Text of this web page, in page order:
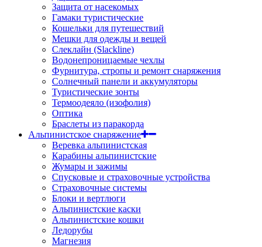
Защита от насекомых
Гамаки туристические
Кошельки для путешествий
Мешки для одежды и вещей
Слеклайн (Slackline)
Водонепроницаемые чехлы
Фурнитура, стропы и ремонт снаряжения
Солнечный панели и аккумуляторы
Туристические зонты
Термоодеяло (изофолия)
Оптика
Браслеты из паракорда
Альпинистское снаряжение
Веревка альпинистская
Карабины альпинистские
Жумары и зажимы
Спусковые и страховочные устройства
Страховочные системы
Блоки и вертлюги
Альпинистские каски
Альпинистские кошки
Ледорубы
Магнезия